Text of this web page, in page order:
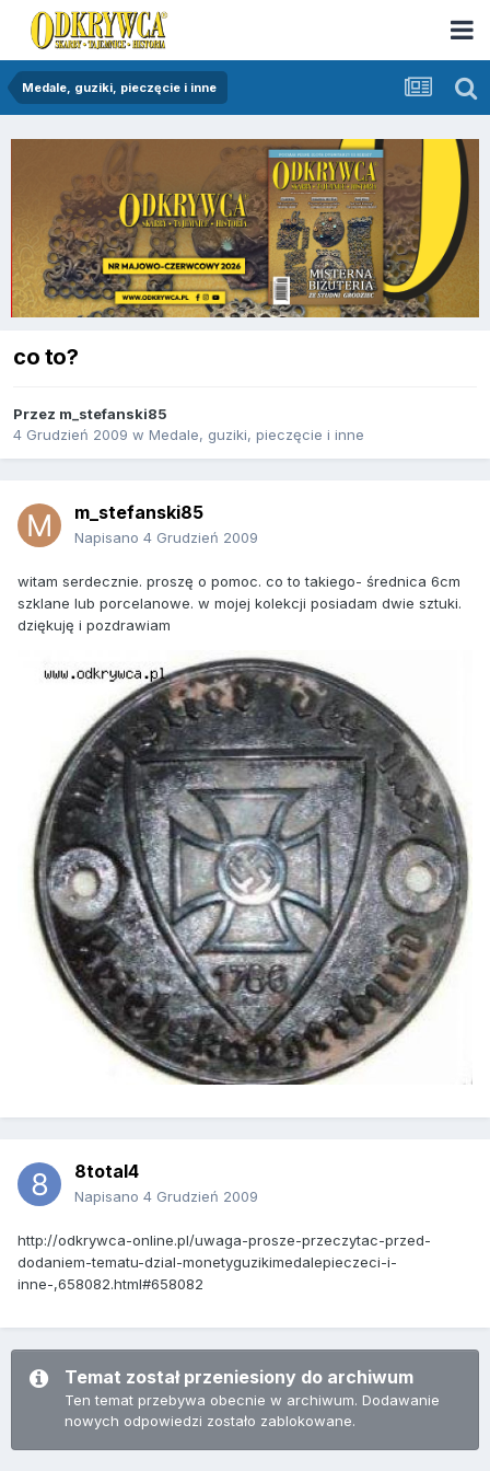
Medale, guziki, pieczęcie i inne
co to?
Przez m_stefanski85
4 Grudzień 2009 w Medale, guziki, pieczęcie i inne
m_stefanski85
Napisano 4 Grudzień 2009
witam serdecznie. proszę o pomoc. co to takiego- średnica 6cm
szklane lub porcelanowe. w mojej kolekcji posiadam dwie sztuki.
dziękuję i pozdrawiam
8total4
Napisano 4 Grudzień 2009
http://odkrywca-online.pl/uwaga-prosze-przeczytac-przed-
dodaniem-tematu-dzial-monetyguzikimedalepieczeci-i-
inne-,658082.html#658082
Temat został przeniesiony do archiwum
Ten temat przebywa obecnie w archiwum. Dodawanie
nowych odpowiedzi zostało zablokowane.